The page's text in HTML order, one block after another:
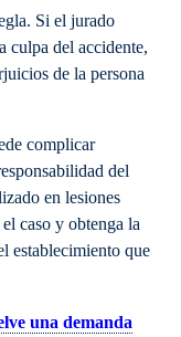
Si el jurado
culpa del accidente,
de la persona
complicar
del
en lesiones
caso y obtenga la
establecimiento que
una demanda